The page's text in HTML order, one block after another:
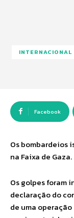
INTERNACIONAL
Facebook
Os bombardeios
na Faixa de Gaza.
Os golpes foram
declaração do
de uma